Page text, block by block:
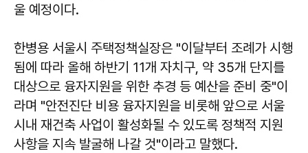
울 예정이다.
한병용 서울시 주택정책실장은 "이달부터 조례가 시행
됨에 따라 올해 하반기 11개 자치구, 약 35개 단지를
대상으로 융자지원을 위한 추경 등 예산을 준비 중"이
라며 "안전진단 비용 융자지원을 비롯해 앞으로 서울
시내 재건축 사업이 활성화될 수 있도록 정책적 지원
사항을 지속 발굴해 나갈 것"이라고 말했다.